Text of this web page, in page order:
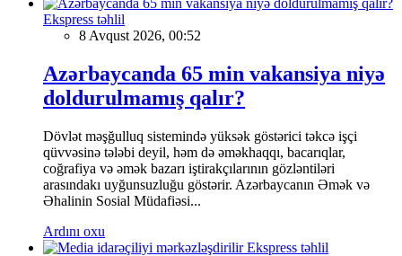
Ekspress təhlil
8 Avqust 2026, 00:52
Azərbaycanda 65 min vakansiya niyə
doldurulmamış qalır?
Dövlət məşğulluq sistemində yüksək göstərici təkcə işçi
qüvvəsinə tələbi deyil, həm də əməkhaqqı, bacarıqlar,
coğrafiya və əmək bazarı iştirakçılarının gözləntiləri
arasındakı uyğunsuzluğu göstərir. Azərbaycanın Əmək və
Əhalinin Sosial Müdafiəsi...
Ardını oxu
Ekspress təhlil